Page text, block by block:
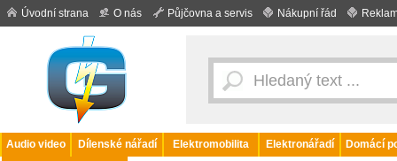
Úvodní strana O nás Půjčovna a servis Nákupní řád
Audio video Dílenské nářadí Elektromobilita Elektronářadí
Domácí